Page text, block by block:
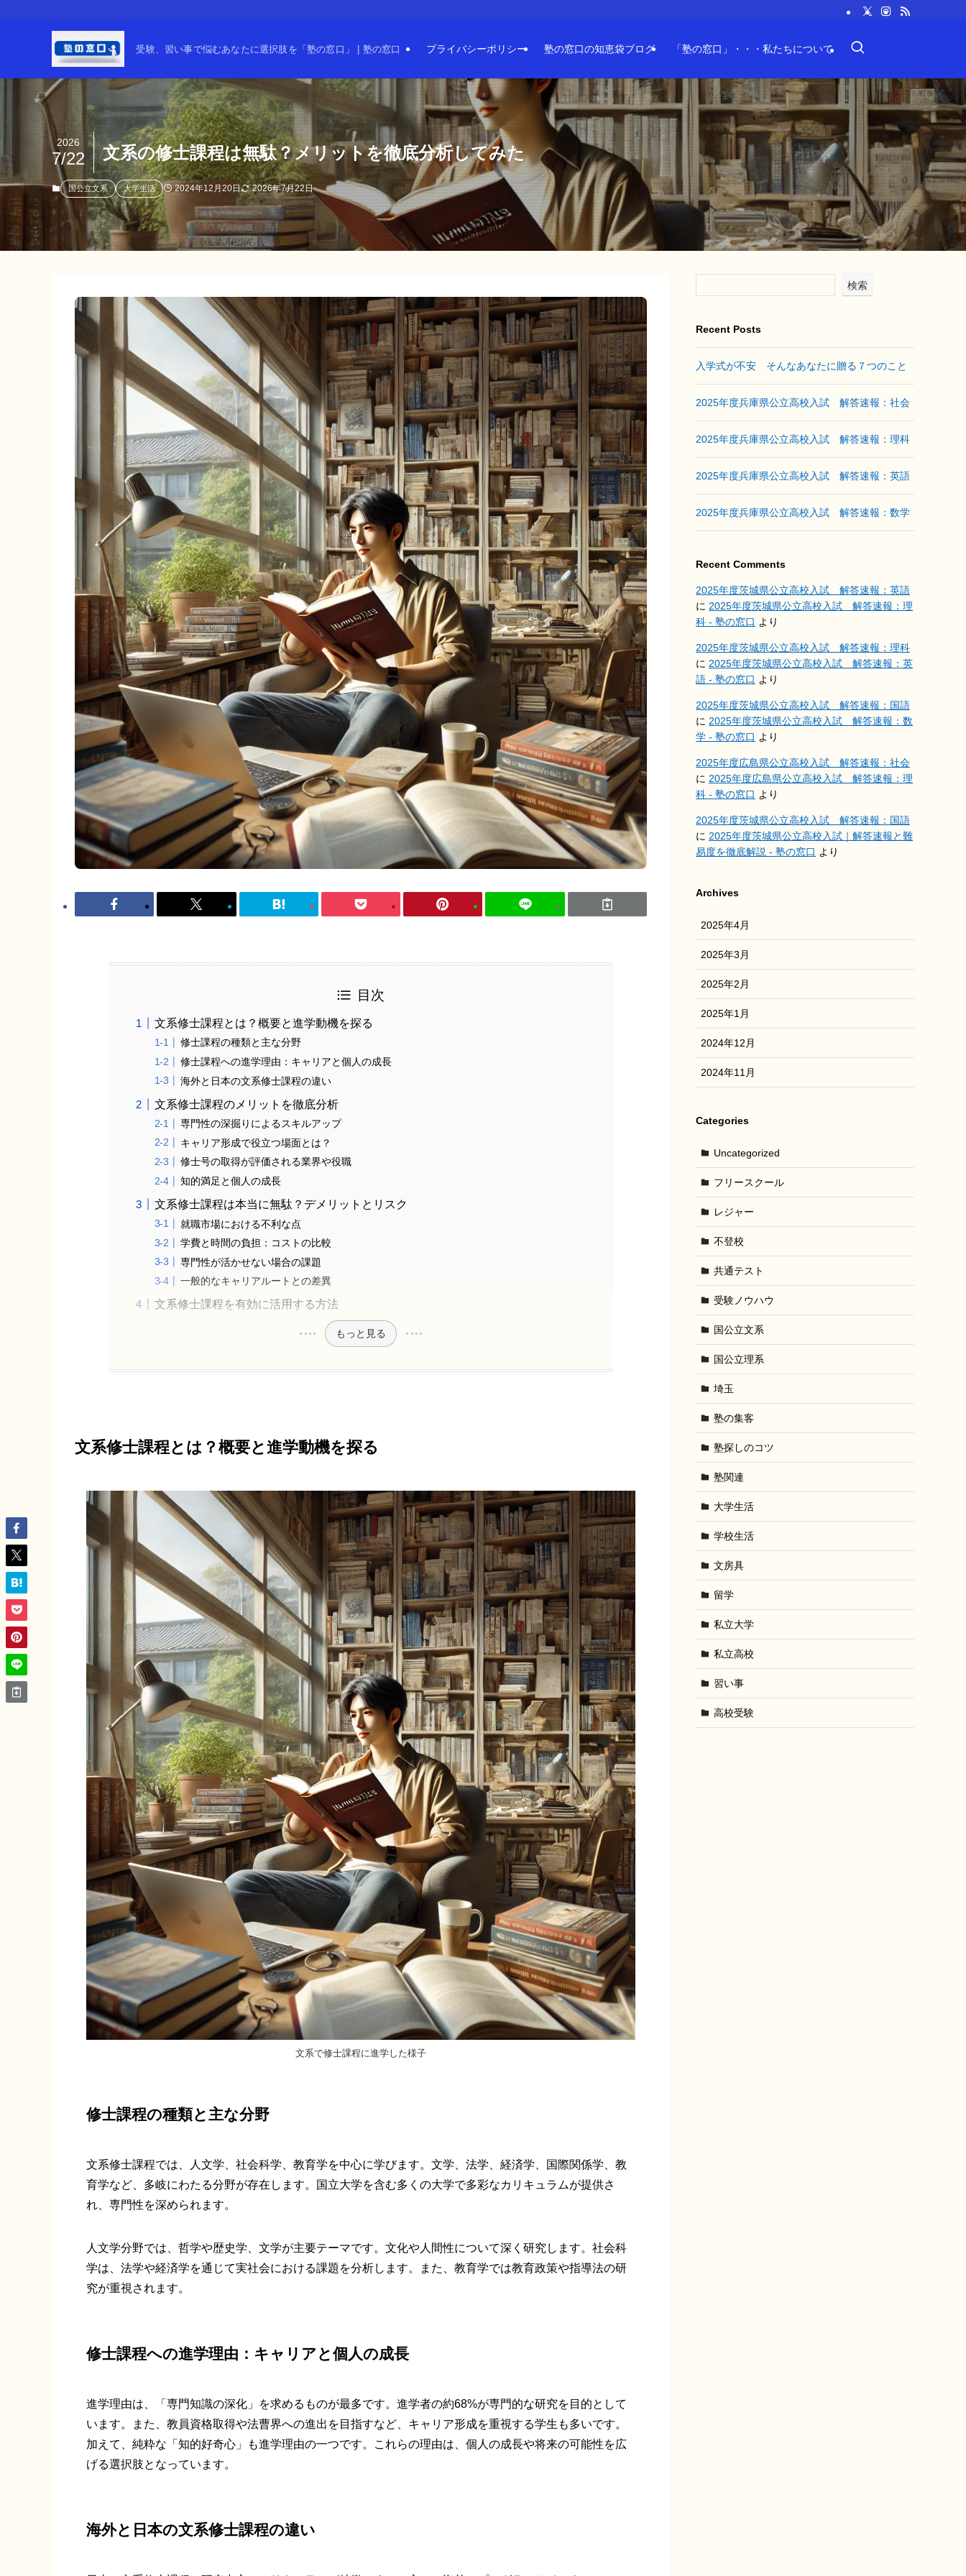
受験、習い事で悩むあなたに選択肢を「塾の窓口」 | 塾の窓口 プライバシーポリシー 塾の窓口の知恵袋ブログ 「塾の窓口」・・・私たちについて
文系の修士課程は無駄？メリットを徹底分析してみた
2026
7/22
国公立文系 大学生活 2024年12月20日 2026年7月22日
目次
文系修士課程とは？概要と進学動機を探る
修士課程の種類と主な分野
修士課程への進学理由：キャリアと個人の成長
海外と日本の文系修士課程の違い
文系修士課程のメリットを徹底分析
専門性の深掘りによるスキルアップ
キャリア形成で役立つ場面とは？
修士号の取得が評価される業界や役職
知的満足と個人の成長
文系修士課程は本当に無駄？デメリットとリスク
就職市場における不利な点
学費と時間の負担：コストの比較
専門性が活かせない場合の課題
一般的なキャリアルートとの差異
文系修士課程を有効に活用する方法
もっと見る
文系修士課程とは？概要と進学動機を探る
文系で修士課程に進学した様子
修士課程の種類と主な分野
文系修士課程では、人文学、社会科学、教育学を中心に学びます。文学、法学、経済学、国際関係学、教
育学など、多岐にわたる分野が存在します。国立大学を含む多くの大学で多彩なカリキュラムが提供さ
れ、専門性を深められます。
人文学分野では、哲学や歴史学、文学が主要テーマです。文化や人間性について深く研究します。社会科
学は、法学や経済学を通じて実社会における課題を分析します。また、教育学では教育政策や指導法の研
究が重視されます。
修士課程への進学理由：キャリアと個人の成長
進学理由は、「専門知識の深化」を求めるものが最多です。進学者の約68%が専門的な研究を目的として
います。また、教員資格取得や法曹界への進出を目指すなど、キャリア形成を重視する学生も多いです。
加えて、純粋な「知的好奇心」も進学理由の一つです。これらの理由は、個人の成長や将来の可能性を広
げる選択肢となっています。
海外と日本の文系修士課程の違い
検索
Recent Posts
入学式が不安 そんなあなたに贈る７つのこと
2025年度兵庫県公立高校入試 解答速報：社会
2025年度兵庫県公立高校入試 解答速報：理科
2025年度兵庫県公立高校入試 解答速報：英語
2025年度兵庫県公立高校入試 解答速報：数学
Recent Comments
2025年度茨城県公立高校入試 解答速報：英語
に 2025年度茨城県公立高校入試 解答速報：理
科 - 塾の窓口 より
2025年度茨城県公立高校入試 解答速報：理科
に 2025年度茨城県公立高校入試 解答速報：英
語 - 塾の窓口 より
2025年度茨城県公立高校入試 解答速報：国語
に 2025年度茨城県公立高校入試 解答速報：数
学 - 塾の窓口 より
2025年度広島県公立高校入試 解答速報：社会
に 2025年度広島県公立高校入試 解答速報：理
科 - 塾の窓口 より
2025年度茨城県公立高校入試 解答速報：国語
に 2025年度茨城県公立高校入試｜解答速報と難
易度を徹底解説 - 塾の窓口 より
Archives
2025年4月
2025年3月
2025年2月
2025年1月
2024年12月
2024年11月
Categories
Uncategorized
フリースクール
レジャー
不登校
共通テスト
受験ノウハウ
国公立文系
国公立理系
埼玉
塾の集客
塾探しのコツ
塾関連
大学生活
学校生活
文房具
留学
私立大学
私立高校
習い事
高校受験